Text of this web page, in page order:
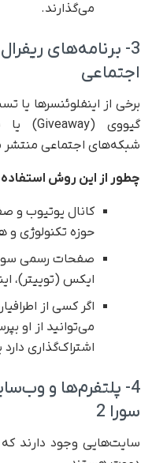
می‌گذارند.
3- برنامه‌های
اجتماعی
برخی از اینفلوئنسرها یا
شبکه‌های اجتماعی منتشر
چطور از این روش
کانال یوتیوب و
حوزه تکنولوژی و
ایکس (توییتر)،
می‌توانید از او
اشتراک‌گذاری دارد
4- پلتفرم‌ها و
سورا 2
سایت‌هایی وجود دارند